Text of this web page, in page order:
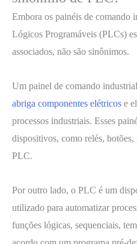
Embora os painéis de comando
Lógicos Programáveis (PLCs)
associados, não são sinônimos.
Um painel de comando
abriga componentes elétricos e
processos industriais. Esses
dispositivos, como relés,
PLC.
Por outro lado, o PLC é um
utilizado para automatizar
funções lógicas, sequenciais,